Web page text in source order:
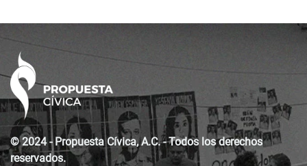
© 2024 - Propuesta Cívica, A.C. - Todos los derechos
reservados.